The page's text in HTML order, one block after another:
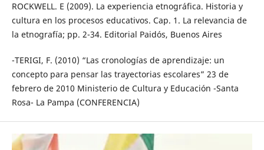
ROCKWELL. E (2009). La experiencia etnográfica. Historia y
cultura en los procesos educativos. Cap. 1. La relevancia de
la etnografía; pp. 2-34. Editorial Paidós, Buenos Aires
-TERIGI, F. (2010) “Las cronologías de aprendizaje: un
concepto para pensar las trayectorias escolares” 23 de
febrero de 2010 Ministerio de Cultura y Educación -Santa
Rosa- La Pampa (CONFERENCIA)